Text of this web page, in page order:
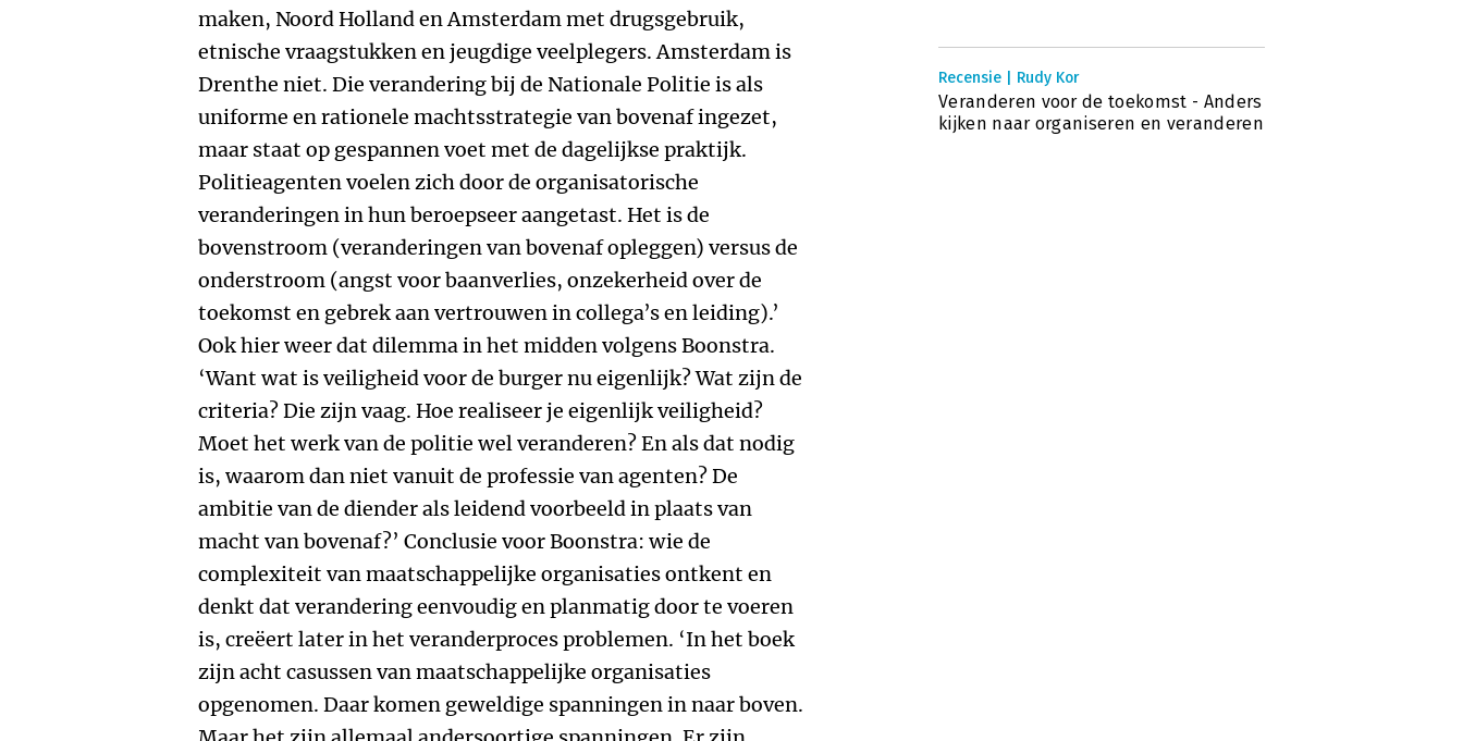
maken, Noord Holland en Amsterdam met drugsgebruik,
etnische vraagstukken en jeugdige veelplegers. Amsterdam is
Drenthe niet. Die verandering bij de Nationale Politie is als
uniforme en rationele machtsstrategie van bovenaf ingezet,
maar staat op gespannen voet met de dagelijkse praktijk.
Politieagenten voelen zich door de organisatorische
veranderingen in hun beroepseer aangetast. Het is de
bovenstroom (veranderingen van bovenaf opleggen) versus de
onderstroom (angst voor baanverlies, onzekerheid over de
toekomst en gebrek aan vertrouwen in collega’s en leiding).’
Ook hier weer dat dilemma in het midden volgens Boonstra.
‘Want wat is veiligheid voor de burger nu eigenlijk? Wat zijn de
criteria? Die zijn vaag. Hoe realiseer je eigenlijk veiligheid?
Moet het werk van de politie wel veranderen? En als dat nodig
is, waarom dan niet vanuit de professie van agenten? De
ambitie van de diender als leidend voorbeeld in plaats van
macht van bovenaf?’ Conclusie voor Boonstra: wie de
complexiteit van maatschappelijke organisaties ontkent en
denkt dat verandering eenvoudig en planmatig door te voeren
is, creëert later in het veranderproces problemen. ‘In het boek
zijn acht casussen van maatschappelijke organisaties
opgenomen. Daar komen geweldige spanningen in naar boven.
Recensie | Rudy Kor
Veranderen voor de toekomst - Anders
kijken naar organiseren en veranderen